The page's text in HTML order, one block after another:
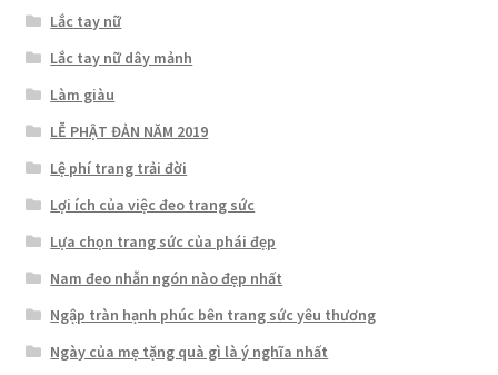
Lắc tay nữ
Lắc tay nữ dây mảnh
Làm giàu
LỄ PHẬT ĐẢN NĂM 2019
Lệ phí trang trải đời
Lợi ích của việc đeo trang sức
Lựa chọn trang sức của phái đẹp
Nam đeo nhẫn ngón nào đẹp nhất
Ngập tràn hạnh phúc bên trang sức yêu thương
Ngày của mẹ tặng quà gì là ý nghĩa nhất